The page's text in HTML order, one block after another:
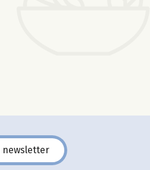
newsletter